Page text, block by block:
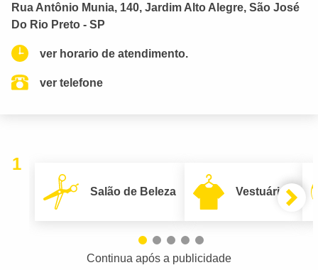
Rua Antônio Munia, 140, Jardim Alto Alegre, São José
Do Rio Preto - SP
ver horario de atendimento.
ver telefone
1
Salão de Beleza Vestuário
Continua após a publicidade